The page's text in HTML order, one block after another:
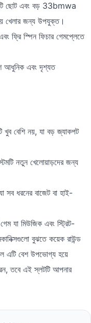
ছোট এবং বড় 33bmwa
খেলার জন্য উপযুক্ত।
ফ্রি স্পিন ফিচার গেমপ্লেতে
আধুনিক এবং দৃশ্যত
খুব বেশি নয়, যা বড় জ্যাকপট
নতুন খেলোয়াড়দের জন্য
সব ধরনের বাজেট বা হাই-
যা মিউজিক এবং স্ট্রিট-
বুঝতে কয়েক রাউন্ড
এটি বেশ উপভোগ্য হয়ে
তবে এই স্লটটি আপনার